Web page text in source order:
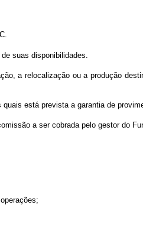
suas disponibilidades.
a relocalização ou a produção
está prevista a garantia de
a ser cobrada pelo gestor do